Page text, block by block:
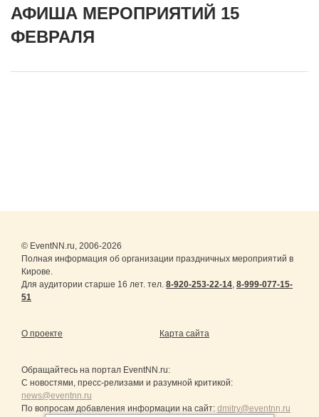
АФИША МЕРОПРИЯТИЙ 15
ФЕВРАЛЯ
© EventNN.ru, 2006-2026
Полная информация об организации праздничных мероприятий в
Кирове.
Для аудитории старше 16 лет. тел. 8-920-253-22-14, 8-999-077-15-
51
О проекте Карта сайта
Обращайтесь на портал EventNN.ru:
С новостями, пресс-релизами и разумной критикой:
news@eventnn.ru
По вопросам добавления информации на сайт: dmitry@eventnn.ru